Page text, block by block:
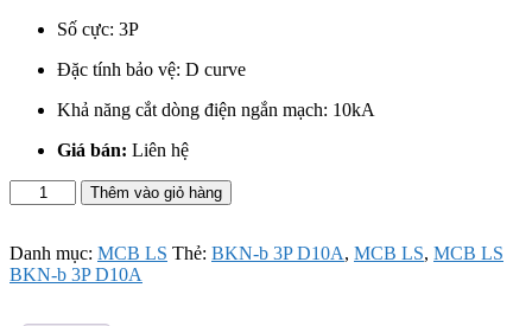
Số cực: 3P
Đặc tính bảo vệ: D curve
Khả năng cắt dòng điện ngắn mạch: 10kA
Giá bán: Liên hệ
MCB
LS
b
3P
Thêm vào giỏ hàng
Danh mục: MCB LS Thẻ: BKN-b 3P D10A, MCB LS, MCB LS
BKN-b 3P D10A